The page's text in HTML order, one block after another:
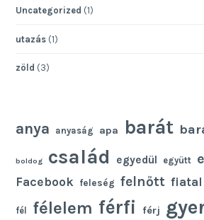
Uncategorized (1)
utazás (1)
zöld (3)
anya anyaság apa barát
boldog család egyedül együtt
Facebook feleség felnőtt fiatal
fél félelem férfi férj